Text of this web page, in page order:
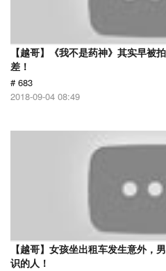
【越哥】《我不是药神》其实早被
差！
# 683
2018-09-04 08:49
【越哥】女孩坐出租车发生意外，
识的人！